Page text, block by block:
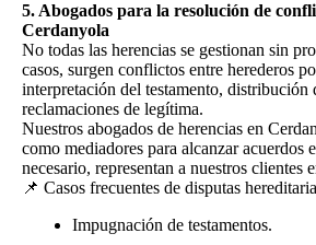
5. Abogados para la resolución de
Cerdanyola
No todas las herencias se gestionan sin
casos, surgen conflictos entre herederos
interpretación del testamento, distribución
reclamaciones de legítima.
Nuestros abogados de herencias en
como mediadores para alcanzar acuerdos
necesario, representan a nuestros clientes
📌 Casos frecuentes de disputas
Impugnación de testamentos.